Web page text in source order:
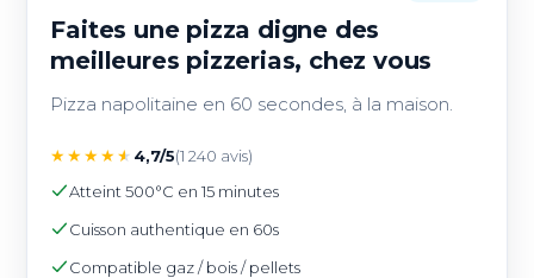
Faites une pizza digne des
meilleures pizzerias, chez vous
Pizza napolitaine en 60 secondes, à la maison.
★★★★★ 4,7/5(1 240 avis)
Atteint 500°C en 15 minutes
Cuisson authentique en 60s
Compatible gaz / bois / pellets